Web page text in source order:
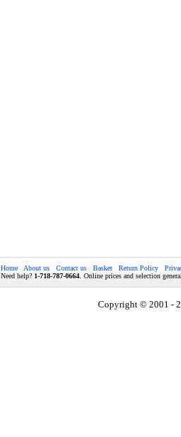
Home About us Contact us Basket Return Policy
Need help? 1-718-787-0664 . Online prices and selection
Copyright © 2001 -